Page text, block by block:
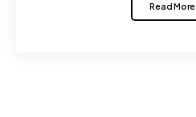
Read More